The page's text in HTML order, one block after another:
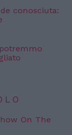
conosciuta:
On The